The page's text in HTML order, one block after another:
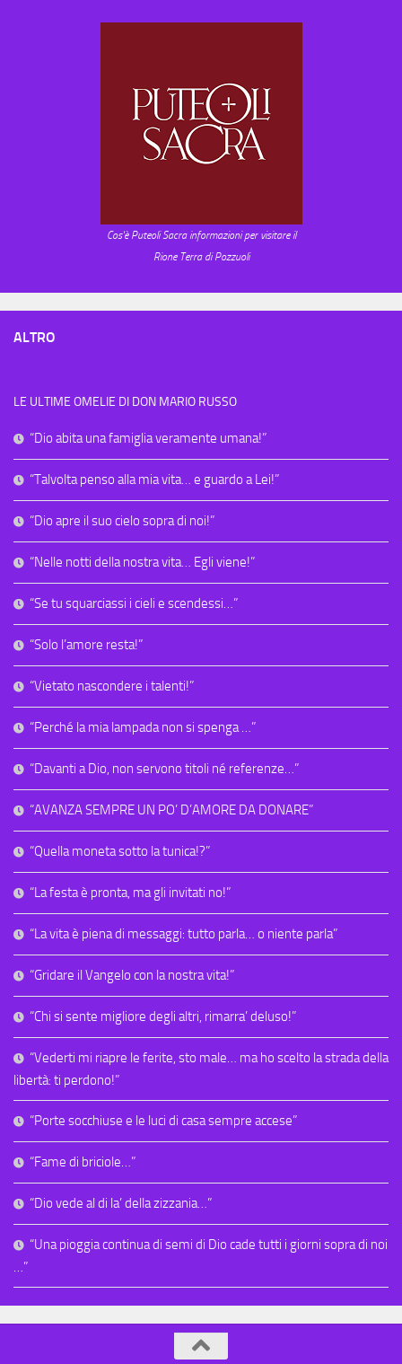
Cos'è Puteoli Sacra informazioni per visitare il
Rione Terra di Pozzuoli
ALTRO
LE ULTIME OMELIE DI DON MARIO RUSSO
“Dio abita una famiglia veramente umana!”
“Talvolta penso alla mia vita… e guardo a Lei!”
“Dio apre il suo cielo sopra di noi!”
“Nelle notti della nostra vita… Egli viene!”
“Se tu squarciassi i cieli e scendessi…”
“Solo l’amore resta!”
“Vietato nascondere i talenti!”
“Perché la mia lampada non si spenga …”
“Davanti a Dio, non servono titoli né referenze…”
“AVANZA SEMPRE UN PO’ D’AMORE DA DONARE”
“Quella moneta sotto la tunica!?”
“La festa è pronta, ma gli invitati no!”
“La vita è piena di messaggi: tutto parla… o niente parla”
“Gridare il Vangelo con la nostra vita!”
“Chi si sente migliore degli altri, rimarra’ deluso!”
“Vederti mi riapre le ferite, sto male… ma ho scelto la strada della
libertà: ti perdono!”
“Porte socchiuse e le luci di casa sempre accese”
“Fame di briciole…”
“Dio vede al di la’ della zizzania…”
“Una pioggia continua di semi di Dio cade tutti i giorni sopra di noi
…”